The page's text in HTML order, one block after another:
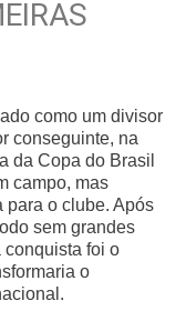
como um divisor
conseguinte, na
da Copa do Brasil
campo, mas
para o clube. Após
sem grandes
conquista foi o
o